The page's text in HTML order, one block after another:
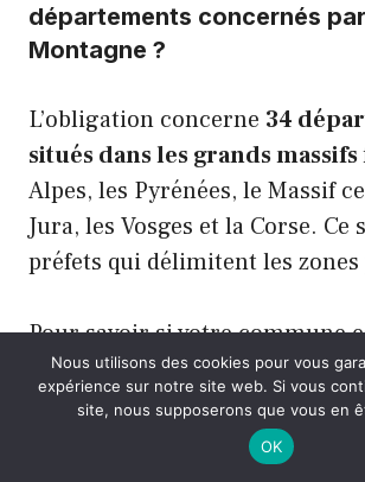
départements concernés
Montagne ?
L’obligation concerne 34
situés dans les grands
Alpes, les Pyrénées, le Massif
Jura, les Vosges et la Corse. Ce
préfets qui délimitent les zones
Pour savoir si votre commune
consultez les arrêtés
Des panneaux spécifiques
et B59 pour la sortie) vous
Nous utilisons des cookies pour vous
expérience sur notre site web. Si vous
site, nous supposerons que vous en
OK